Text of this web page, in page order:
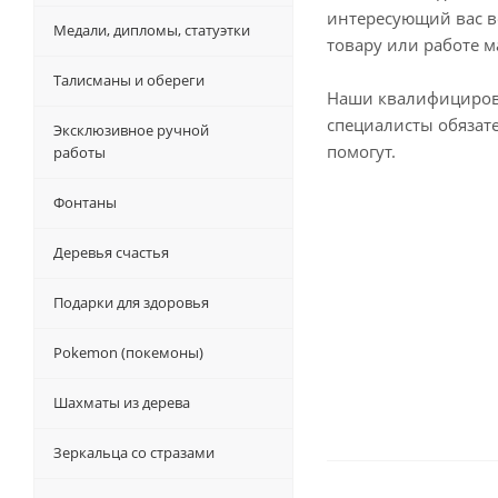
интересующий вас
товару или работе
Наши
специалисты
помогут.
Медали, дипломы, статуэтки
Талисманы и обереги
Эксклюзивное ручной
работы
Фонтаны
Деревья счастья
Подарки для здоровья
Pokemon (покемоны)
Шахматы из дерева
Зеркальца со стразами